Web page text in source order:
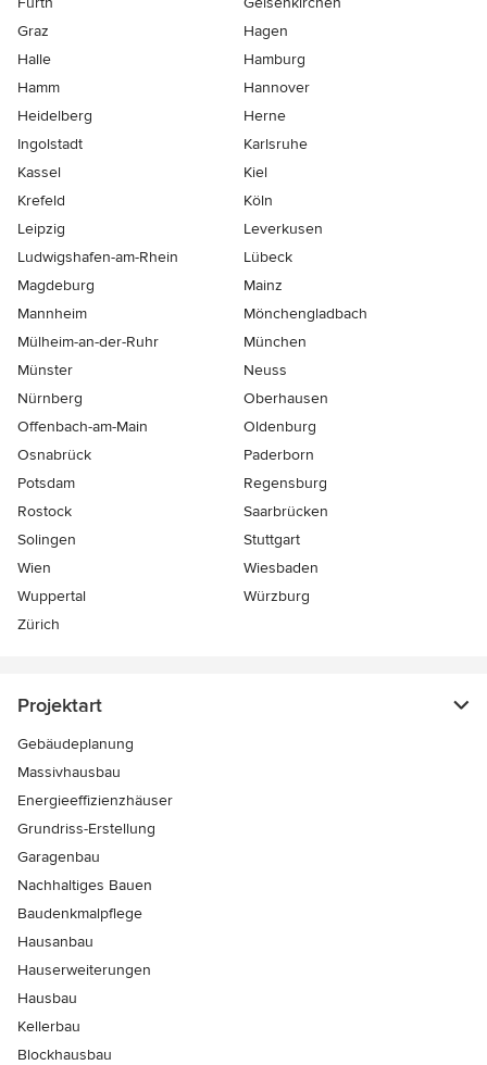
Graz
Hagen
Halle
Hamburg
Hamm
Hannover
Heidelberg
Herne
Ingolstadt
Karlsruhe
Kassel
Kiel
Krefeld
Köln
Leipzig
Leverkusen
Ludwigshafen-am-Rhein
Lübeck
Magdeburg
Mainz
Mannheim
Mönchen­gladbach
Mülheim-an-der-Ruhr
München
Münster
Neuss
Nürnberg
Oberhausen
Offenbach-am-Main
Oldenburg
Osnabrück
Paderborn
Potsdam
Regensburg
Rostock
Saarbrücken
Solingen
Stuttgart
Wien
Wiesbaden
Wuppertal
Würzburg
Zürich
Projektart
Gebäudeplanung
Massivhausbau
Energieeffizienzhäuser
Grundriss-Erstellung
Garagenbau
Nachhaltiges Bauen
Baudenkmalpflege
Hausanbau
Hauserweiterungen
Hausbau
Kellerbau
Blockhausbau